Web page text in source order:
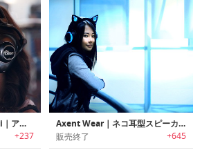
Blue Microphones Mo-Fi｜アンプ内蔵高音質ヘッドフォン
+237
Axent Wear｜ネコ耳型スピーカー&LEDライト内蔵ヘッドフォン
販売終了 +645